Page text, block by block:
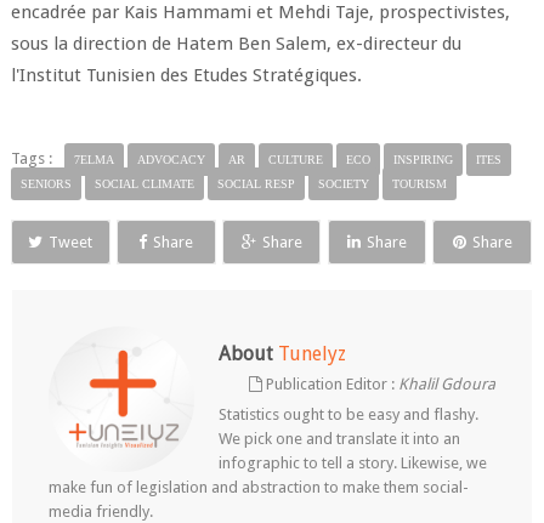
encadrée par Kais Hammami et Mehdi Taje, prospectivistes,
sous la direction de Hatem Ben Salem, ex-directeur du
l'Institut Tunisien des Etudes Stratégiques.
Tags : 7ELMA ADVOCACY AR CULTURE ECO INSPIRING
ITES
SENIORS
SOCIAL CLIMATE SOCIAL RESP SOCIETY TOURISM
Tweet Share Share Share Share
About Tunelyz
Publication Editor : Khalil Gdoura
Statistics ought to be easy and flashy.
We pick one and translate it into an
infographic to tell a story. Likewise, we
make fun of legislation and abstraction to make them social-
media friendly.